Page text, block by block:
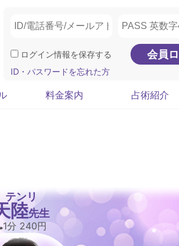
ログイン情報を保存する
ID・パスワードを忘れた方
料金案内 占術紹介
テンリ
陸先生
1分 240円